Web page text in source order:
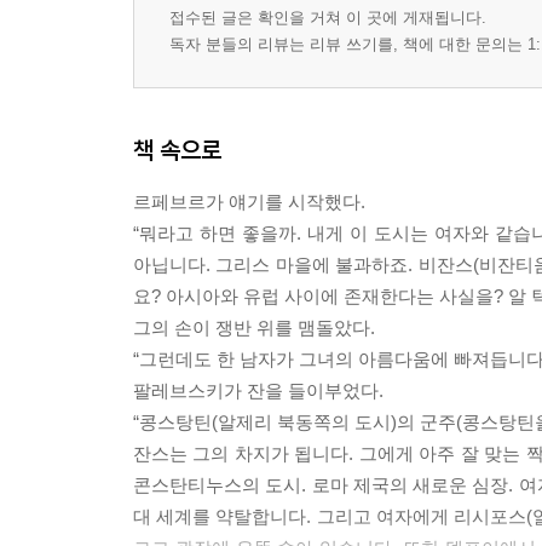
접수된 글은 확인을 거쳐 이 곳에 게재됩니다.
독자 분들의 리뷰는 리뷰 쓰기를, 책에 대한 문의는
책 속으로
르페브르가 얘기를 시작했다.
“뭐라고 하면 좋을까. 내게 이 도시는 여자와 같
아닙니다. 그리스 마을에 불과하죠. 비잔스(비잔
요? 아시아와 유럽 사이에 존재한다는 사실을? 알
그의 손이 쟁반 위를 맴돌았다.
“그런데도 한 남자가 그녀의 아름다움에 빠져듭니
팔레브스키가 잔을 들이부었다.
“콩스탕틴(알제리 북동쪽의 도시)의 군주(콩스탕
잔스는 그의 차지가 됩니다. 그에게 아주 잘 맞는
콘스탄티누스의 도시. 로마 제국의 새로운 심장.
대 세계를 약탈합니다. 그리고 여자에게 리시포스